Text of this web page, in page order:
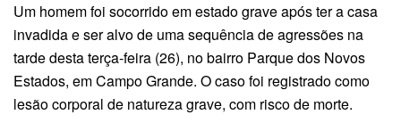
Um homem foi socorrido em estado grave após ter a casa
invadida e ser alvo de uma sequência de agressões na
tarde desta terça-feira (26), no bairro Parque dos Novos
Estados, em Campo Grande. O caso foi registrado como
lesão corporal de natureza grave, com risco de morte.